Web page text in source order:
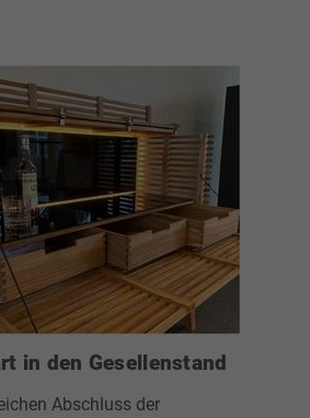
in den Gesellenstand
Abschluss der